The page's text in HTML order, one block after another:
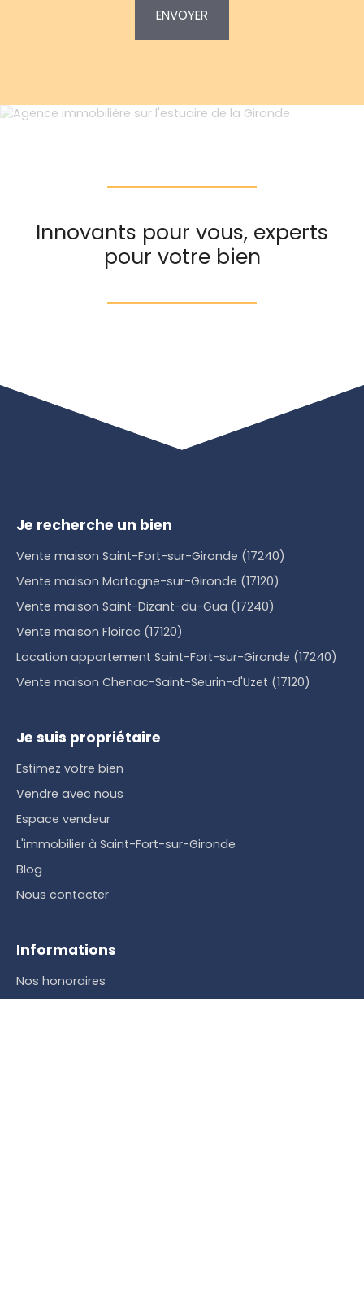
ENVOYER
Innovants pour vous, experts
pour votre bien
Je recherche un bien
Vente maison Saint-Fort-sur-Gironde (17240)
Vente maison Mortagne-sur-Gironde (17120)
Vente maison Saint-Dizant-du-Gua (17240)
Vente maison Floirac (17120)
Location appartement Saint-Fort-sur-Gironde (17240)
Vente maison Chenac-Saint-Seurin-d'Uzet (17120)
Je suis propriétaire
Estimez votre bien
Vendre avec nous
Espace vendeur
L'immobilier à Saint-Fort-sur-Gironde
Blog
Nous contacter
Informations
Nos honoraires